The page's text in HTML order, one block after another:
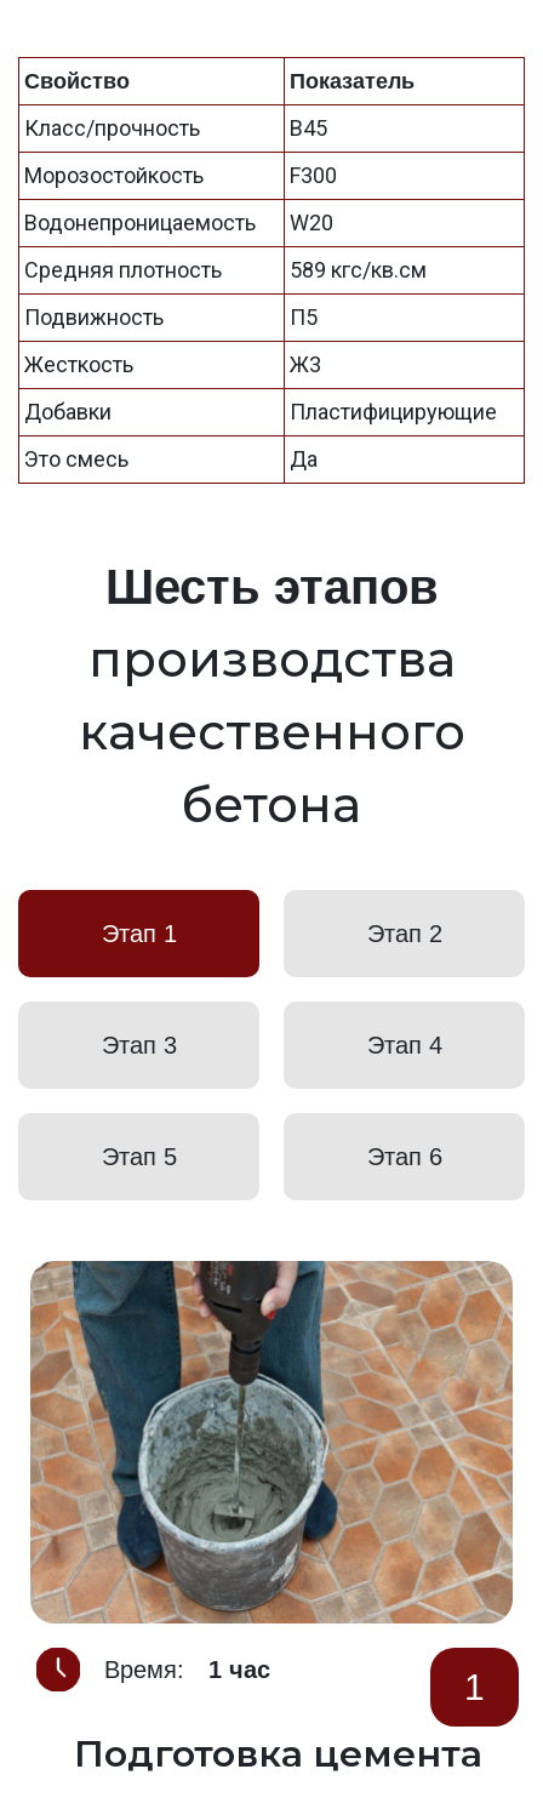
Свойство Показатель
Класс/прочность
B45
Морозостойкость
F300
Водонепроницаемость
W20
Средняя плотность
589 кгс/кв.см
Подвижность
П5
Жесткость
Ж3
Добавки
Пластифицирующие
Это смесь
Да
Шесть этапов
производства
качественного
бетона
Этап 1 Этап 2
Этап 3 Этап 4
Этап 5 Этап 6
Время: 1 час 1
Подготовка цемента